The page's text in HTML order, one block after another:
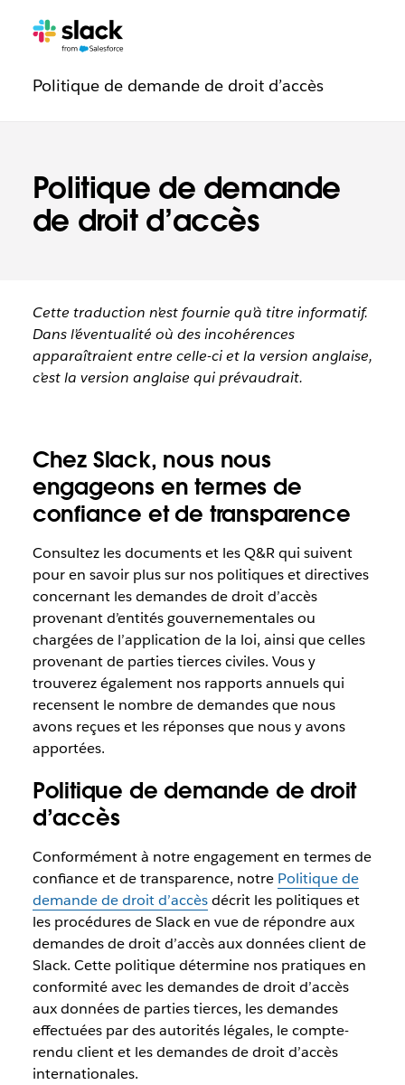
Politique de demande
de droit d’accès
Navigation
Pages
Politique de demande de droit d’accès
Cette traduction n’est fournie qu’à titre informatif.
Dans l’éventualité où des incohérences
apparaîtraient entre celle-ci et la version anglaise,
c’est la version anglaise qui prévaudrait.
Chez Slack, nous nous
engageons en termes de
confiance et de transparence
Consultez les documents et les Q&R qui suivent
pour en savoir plus sur nos politiques et directives
concernant les demandes de droit d’accès
provenant d’entités gouvernementales ou
chargées de l’application de la loi, ainsi que celles
provenant de parties tierces civiles. Vous y
trouverez également nos rapports annuels qui
recensent le nombre de demandes que nous
avons reçues et les réponses que nous y avons
apportées.
Politique de demande de droit
d’accès
Conformément à notre engagement en termes de
confiance et de transparence, notre Politique de
demande de droit d’accèsdécrit les politiques et
les procédures de Slack en vue de répondre aux
demandes de droit d’accès aux données client de
Slack. Cette politique détermine nos pratiques en
conformité avec les demandes de droit d’accès
aux données de parties tierces, les demandes
effectuées par des autorités légales, le compte-
rendu client et les demandes de droit d’accès
internationales.